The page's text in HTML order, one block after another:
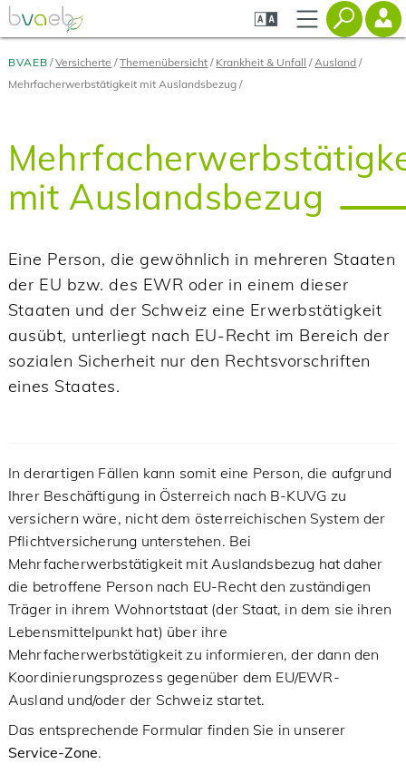
Zum
Seiteninhalt
springen
Zur
Navigation
springen
Zur
Mobilen
Navigation
BVAEB Versicherte Themenübersicht Krankheit & Unfall
Ausland
Mehrfacherwerbstätigkeit mit Auslandsbezug
mit Auslandsbezug
Eine Person, die gewöhnlich in mehreren Staaten
der EU bzw. des EWR oder in einem dieser
Staaten und der Schweiz eine Erwerbstätigkeit
ausübt, unterliegt nach EU-Recht im Bereich der
sozialen Sicherheit nur den Rechtsvorschriften
eines Staates.
In derartigen Fällen kann somit eine Person, die aufgrund
Ihrer Beschäftigung in Österreich nach B-KUVG zu
versichern wäre, nicht dem österreichischen System der
Pflichtversicherung unterstehen. Bei
Mehrfacherwerbstätigkeit mit Auslandsbezug hat daher
die betroffene Person nach EU-Recht den zuständigen
Träger in ihrem Wohnortstaat (der Staat, in dem sie ihren
Lebensmittelpunkt hat) über ihre
Mehrfacherwerbstätigkeit zu informieren, der dann den
Koordinierungsprozess gegenüber dem EU/EWR-
Ausland und/oder der Schweiz startet.
Das entsprechende Formular finden Sie in unserer
Service-Zone.